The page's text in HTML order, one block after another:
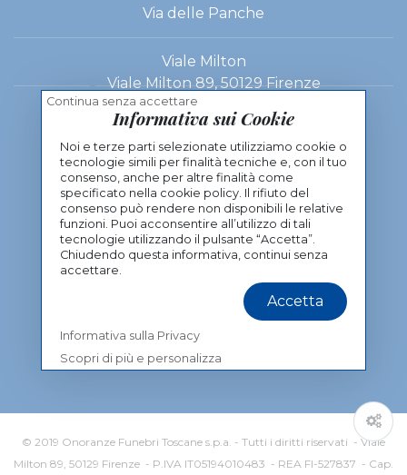
Via delle Panche
Viale Milton
Viale Milton 89, 50129 Firenze
(+39) 055 48 98 02
Contatti
Informativa sulla Privacy
© 2019 Onoranze Funebri Toscane s.p.a. - Tutti i diritti riservati - Viale
Milton 89, 50129 Firenze - P.IVA IT05194010483 - REA FI-527837 - Cap.
Continua senza accettare
Informativa sui Cookie
Noi e terze parti selezionate utilizziamo cookie o
tecnologie simili per finalità tecniche e, con il tuo
consenso, anche per altre finalità come
specificato nella cookie policy. Il rifiuto del
consenso può rendere non disponibili le relative
funzioni. Puoi acconsentire all’utilizzo di tali
tecnologie utilizzando il pulsante “Accetta”.
Chiudendo questa informativa, continui senza
accettare.
Informativa sulla Privacy
Scopri di più e personalizza
Accetta